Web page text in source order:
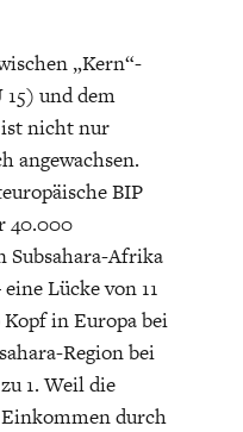
DER
„Kern“-
und dem
nicht nur
angewachsen.
BIP
40.000
Afrika
Lücke von 11
Kopf in Europa bei
Region bei
1. Weil die
durch